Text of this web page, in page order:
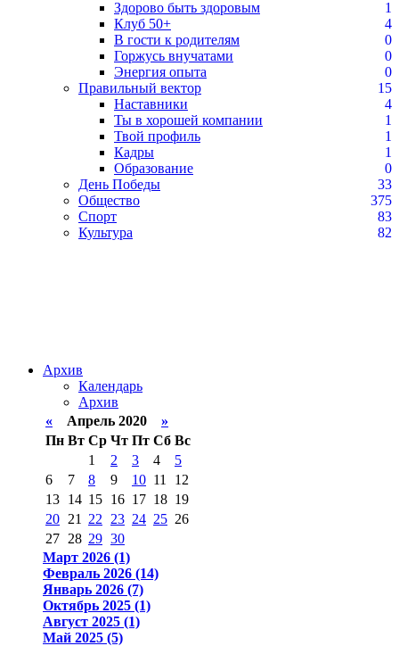
Здорово быть здоровым
1
Клуб 50+
4
В гости к родителям
0
Горжусь внучатами
0
Энергия опыта
0
Правильный вектор
15
Наставники
4
Ты в хорошей компании
1
Твой профиль
1
Кадры
1
Образование
0
День Победы
33
Общество
375
Спорт
83
Культура
82
Архив
Календарь
Архив
« Апрель 2020 »
Пн Вт Ср Чт Пт Сб Вс
1
2 3 4
5
6
7 8 9 10 11
12
13 14 15 16 17 18 19
20 21 22 23 24 25 26
27 28 29 30
Март 2026 (1)
Февраль 2026 (14)
Январь 2026 (7)
Октябрь 2025 (1)
Август 2025 (1)
Май 2025 (5)